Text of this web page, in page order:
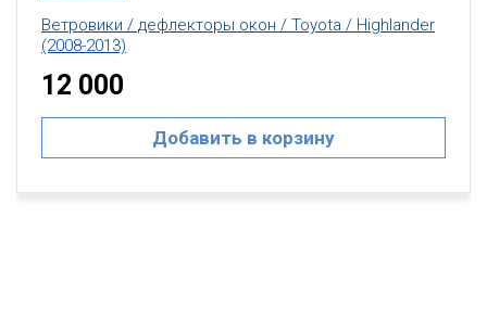
Ветровики / дефлекторы окон / Toyota / Highlander
(2008-2013)
12 000
Добавить в корзину